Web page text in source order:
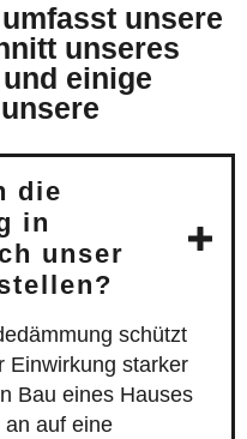
unsere
unseres
einige
die
in
unser
schützt
Einwirkung starker
Bau eines Hauses
an auf eine